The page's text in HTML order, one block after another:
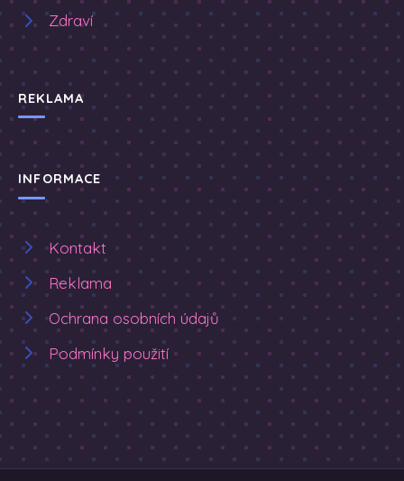
Zdraví
REKLAMA
INFORMACE
Kontakt
Reklama
Ochrana osobních údajů
Podmínky použití